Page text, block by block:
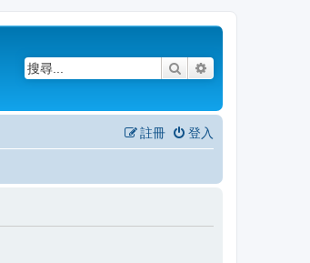
搜尋
登入
註冊